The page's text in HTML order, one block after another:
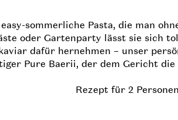
sommerliche Pasta, die man
oder Gartenparty lässt sie sich
dafür hernehmen – unser
Pure Baerii, der dem Gericht
Rezept für 2 Personen